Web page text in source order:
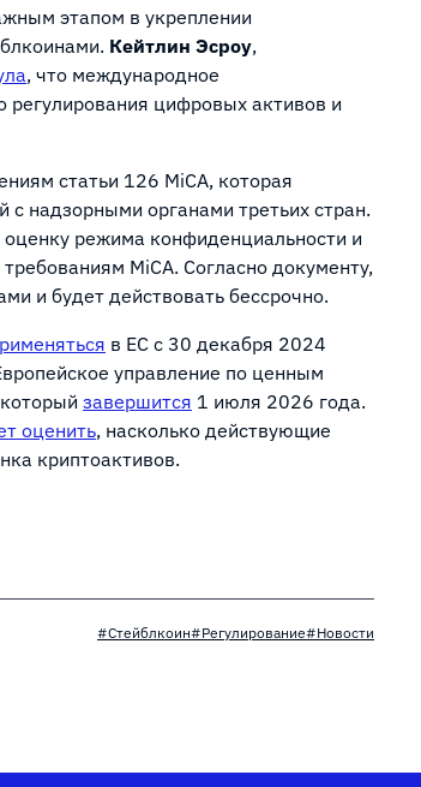
этапом в укреплении
Кейтлин Эсроу,
, что международное
цифровых активов и
статьи 126 MiCA, которая
надзорными органами третьих стран.
режима конфиденциальности и
MiCA. Согласно документу,
и будет действовать бессрочно.
в ЕС с 30 декабря 2024
управление по ценным
завершится 1 июля 2026 года.
оценить, насколько действующие
криптоактивов.
#Стейблкоин#Регулирование#Новости